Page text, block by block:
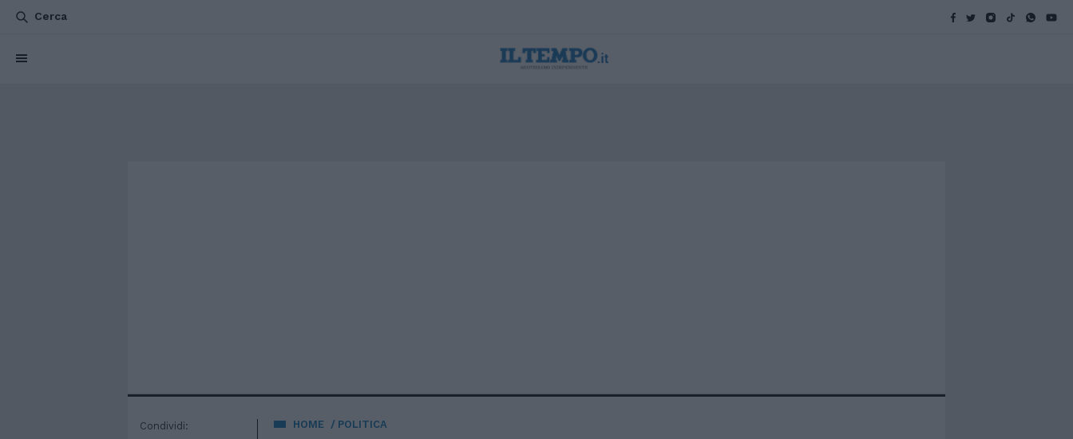
Cerca
HOME POLITICA
Condividi: